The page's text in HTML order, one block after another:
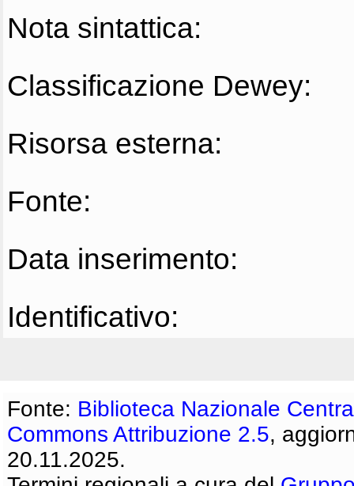
Nota sintattica:
Classificazione Dewey:
Risorsa esterna:
Fonte:
Data inserimento:
Identificativo:
Fonte: Biblioteca Nazionale
Commons Attribuzione 2.5,
20.11.2025.